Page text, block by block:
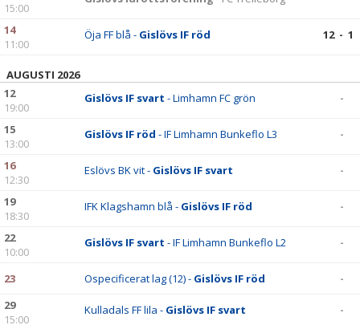
15:00
14
11:00
Öja FF blå - Gislövs IF röd 12 - 1
AUGUSTI 2026
12
19:00
Gislövs IF svart - Limhamn FC grön -
15
13:00
Gislövs IF röd - IF Limhamn Bunkeflo L3 -
16
12:30
Eslövs BK vit - Gislövs IF svart -
19
18:30
IFK Klagshamn blå - Gislövs IF röd -
22
10:00
Gislövs IF svart - IF Limhamn Bunkeflo L2 -
23 Ospecificerat lag (12) - Gislövs IF röd
-
29
15:00
Kulladals FF lila - Gislövs IF svart -